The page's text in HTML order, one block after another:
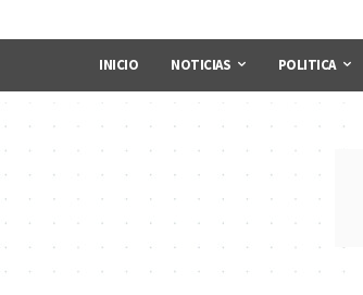
INICIO NOTICIAS POLITICA